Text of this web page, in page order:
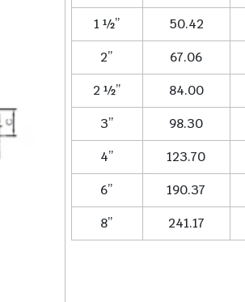
1 ½”
50.42
2”
67.06
2 ½”
84.00
3”
98.30
4”
123.70
6”
190.37
8”
241.17